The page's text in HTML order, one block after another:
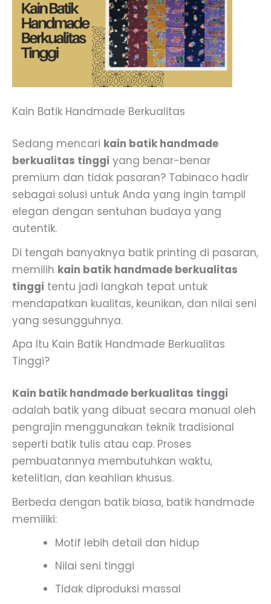
Kain Batik Handmade Berkualitas
Sedang mencari kain batik handmade
berkualitas tinggi yang benar-benar
premium dan tidak pasaran? Tabinaco hadir
sebagai solusi untuk Anda yang ingin tampil
elegan dengan sentuhan budaya yang
autentik.
Di tengah banyaknya batik printing di pasaran,
memilih kain batik handmade berkualitas
tinggi tentu jadi langkah tepat untuk
mendapatkan kualitas, keunikan, dan nilai seni
yang sesungguhnya.
Apa Itu Kain Batik Handmade Berkualitas
Tinggi?
Kain batik handmade berkualitas tinggi
adalah batik yang dibuat secara manual oleh
pengrajin menggunakan teknik tradisional
seperti batik tulis atau cap. Proses
pembuatannya membutuhkan waktu,
ketelitian, dan keahlian khusus.
Berbeda dengan batik biasa, batik handmade
memiliki:
Motif lebih detail dan hidup
Nilai seni tinggi
Tidak diproduksi massal